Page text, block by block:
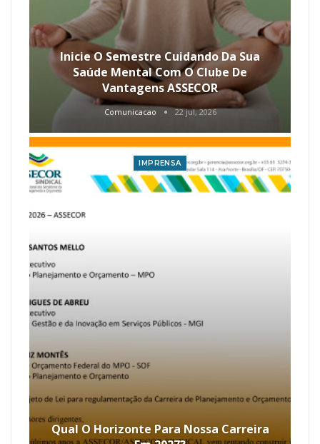
Inicie O Semestre Cuidando Da Sua
Saúde Mental Com O Clube De
Vantagens ASSECOR
Comunicacao 22 jul, 2026
IMPRENSA
Qual O Horizonte Para Nossa Carreira